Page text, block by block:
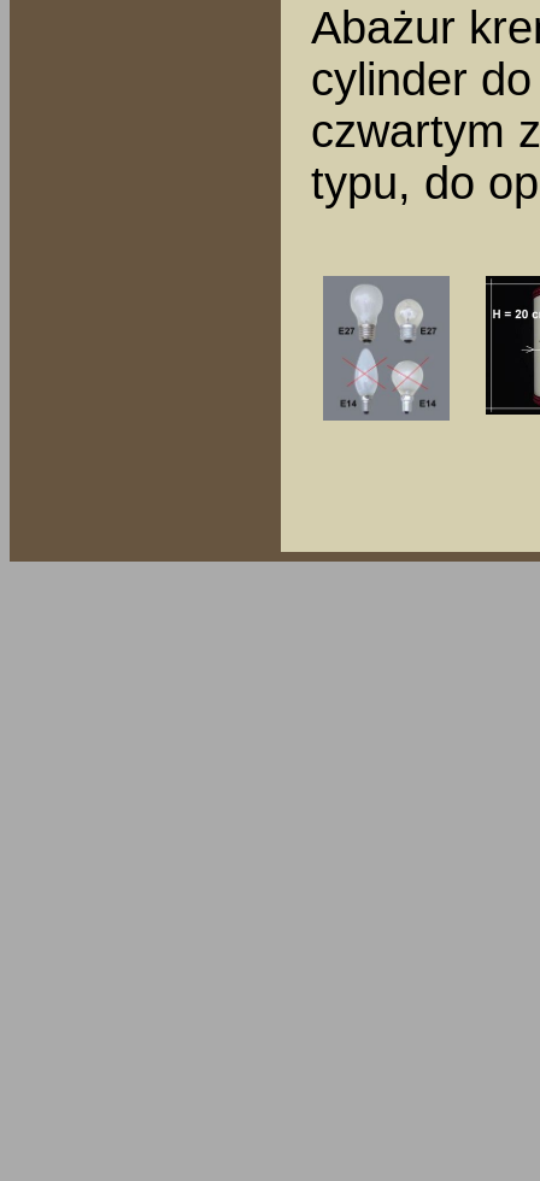
Abażur
cylinder
czwartym
typu, do